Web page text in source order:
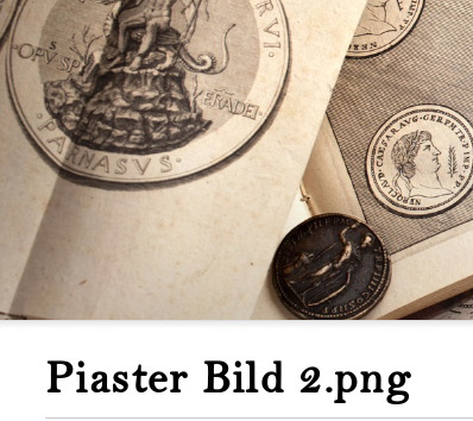
Piaster Bild 2.png